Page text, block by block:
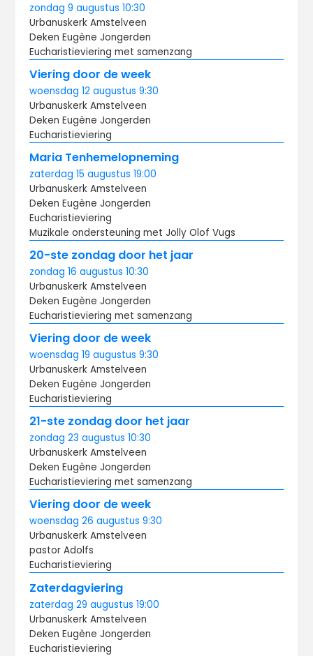
zondag 9 augustus10:30
Urbanuskerk Amstelveen
Deken Eugène Jongerden
Eucharistieviering met samenzang
Viering door de week
woensdag 12 augustus9:30
Urbanuskerk Amstelveen
Deken Eugène Jongerden
Eucharistieviering
Maria Tenhemelopneming
zaterdag 15 augustus19:00
Urbanuskerk Amstelveen
Deken Eugène Jongerden
Eucharistieviering
Muzikale ondersteuning met Jolly Olof Vugs
20-ste zondag door het jaar
zondag 16 augustus10:30
Urbanuskerk Amstelveen
Deken Eugène Jongerden
Eucharistieviering met samenzang
Viering door de week
woensdag 19 augustus9:30
Urbanuskerk Amstelveen
Deken Eugène Jongerden
Eucharistieviering
21-ste zondag door het jaar
zondag 23 augustus10:30
Urbanuskerk Amstelveen
Deken Eugène Jongerden
Eucharistieviering met samenzang
Viering door de week
woensdag 26 augustus9:30
Urbanuskerk Amstelveen
pastor Adolfs
Eucharistieviering
Zaterdagviering
zaterdag 29 augustus19:00
Urbanuskerk Amstelveen
Deken Eugène Jongerden
Eucharistieviering